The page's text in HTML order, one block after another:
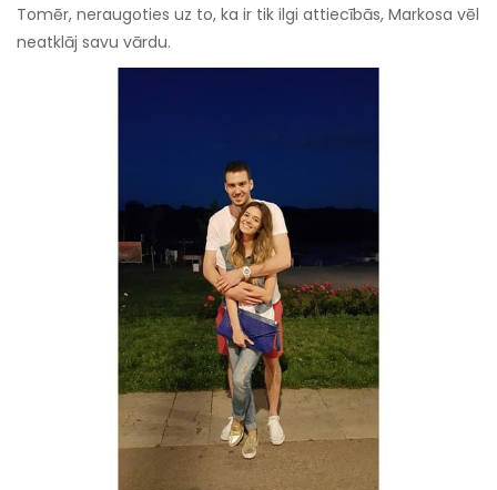
Tomēr, neraugoties uz to, ka ir tik ilgi attiecībās, Markosa vēl
neatklāj savu vārdu.